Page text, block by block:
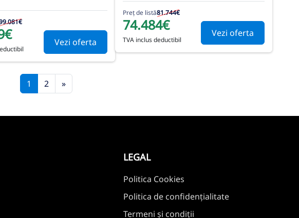
Vezi oferta
Preț de listă81.744€
74.484€
TVA inclus deductibil
Vezi oferta
1 2 »
LEGAL
Politica Cookies
Politica de confidențialitate
Termeni și condiții